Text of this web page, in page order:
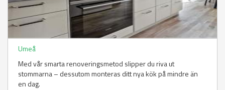
Umeå
Med vår smarta renoveringsmetod slipper du riva ut
stommarna – dessutom monteras ditt nya kök på mindre än
en dag.